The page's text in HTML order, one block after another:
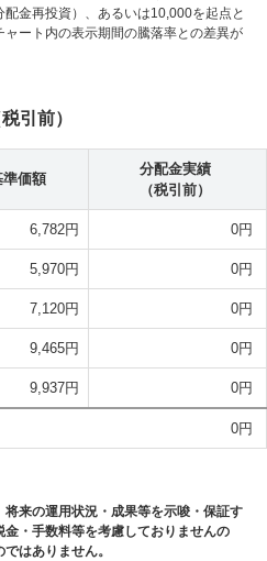
金再投資）、あるいは10,000を起点と
ート内の表示期間の騰落率との差異が
引前）
準価額
分配金実績
（税引前）
6,782円 0円
5,970円 0円
7,120円 0円
9,465円 0円
9,937円 0円
0円
来の運用状況・成果等を示唆・保証す
・手数料等を考慮しておりませんの
はありません。